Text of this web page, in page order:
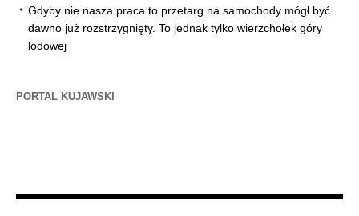
Gdyby nie nasza praca to przetarg na samochody mógł być
dawno już rozstrzygnięty. To jednak tylko wierzchołek góry
lodowej
PORTAL KUJAWSKI